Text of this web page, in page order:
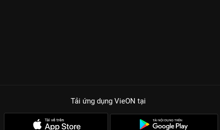
Tải ứng dụng VieON tại